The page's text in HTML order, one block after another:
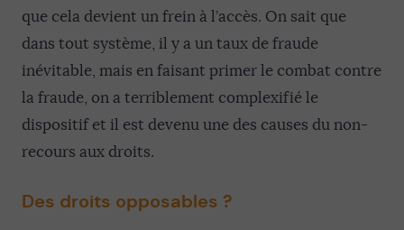
que cela devient un frein à l’accès. On sait que
dans tout système, il y a un taux de fraude
inévitable, mais en faisant primer le combat contre
la fraude, on a terriblement complexifié le
dispositif et il est devenu une des causes du non-
recours aux droits.
Des droits opposables ?